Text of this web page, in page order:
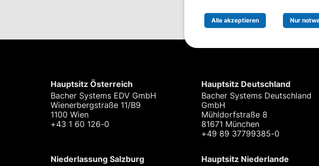
Alle akzeptieren Nur
Hauptsitz Österreich
Bacher Systems EDV GmbH
Wienerbergstraße 11/B9
1100 Wien
+43 1 60 126-0
Hauptsitz Deutschland
Bacher Systems Deutschland
GmbH
Mühldorfstraße 8
81671 München
+49 89 37799385-0
Niederlassung Salzburg
Hauptsitz Niederlande